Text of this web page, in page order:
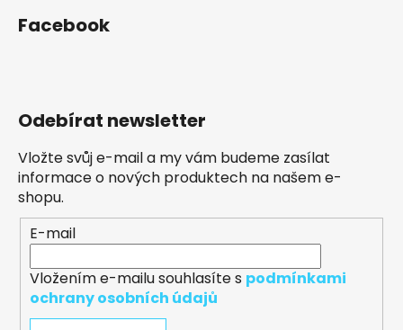
Facebook
Odebírat newsletter
Vložte svůj e-mail a my vám budeme zasílat
informace o nových produktech na našem e-
shopu.
E-mail
Vložením e-mailu souhlasíte s podmínkami
ochrany osobních údajů